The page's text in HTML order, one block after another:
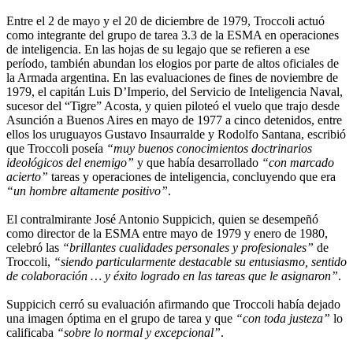
Entre el 2 de mayo y el 20 de diciembre de 1979, Troccoli actuó
como integrante del grupo de tarea 3.3 de la ESMA en operaciones
de inteligencia. En las hojas de su legajo que se refieren a ese
período, también abundan los elogios por parte de altos oficiales de
la Armada argentina. En las evaluaciones de fines de noviembre de
1979, el capitán Luis D’Imperio, del Servicio de Inteligencia Naval,
sucesor del “Tigre” Acosta, y quien piloteó el vuelo que trajo desde
Asunción a Buenos Aires en mayo de 1977 a cinco detenidos, entre
ellos los uruguayos Gustavo Insaurralde y Rodolfo Santana, escribió
que Troccoli poseía “muy buenos conocimientos doctrinarios
ideológicos del enemigo” y que había desarrollado “con marcado
acierto” tareas y operaciones de inteligencia, concluyendo que era
“un hombre altamente positivo”.
El contralmirante José Antonio Suppicich, quien se desempeñó
como director de la ESMA entre mayo de 1979 y enero de 1980,
celebró las “brillantes cualidades personales y profesionales” de
Troccoli, “siendo particularmente destacable su entusiasmo, sentido
de colaboración … y éxito logrado en las tareas que le asignaron”.
Suppicich cerró su evaluación afirmando que Troccoli había dejado
una imagen óptima en el grupo de tarea y que “con toda justeza” lo
calificaba “sobre lo normal y excepcional”.